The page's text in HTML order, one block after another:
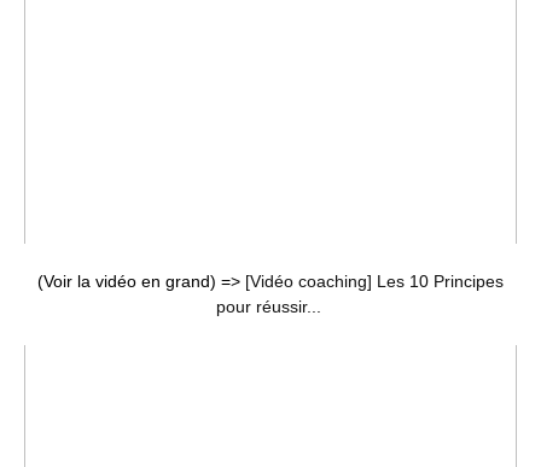
(Voir la vidéo en grand) => [Vidéo coaching] Les 10 Principes
pour réussir...